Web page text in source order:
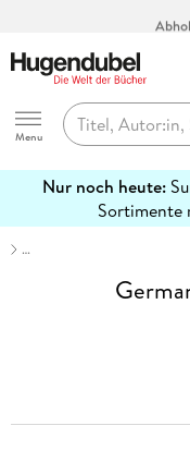
Hugendubel
Menu
Nur noch heute:
Sortimente
erfahren
…